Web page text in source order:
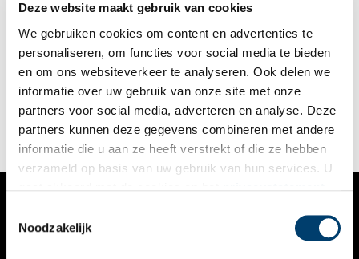
Deze website maakt gebruik van cookies
We gebruiken cookies om content en advertenties te
personaliseren, om functies voor social media te bieden
en om ons websiteverkeer te analyseren. Ook delen we
informatie over uw gebruik van onze site met onze
partners voor social media, adverteren en analyse. Deze
partners kunnen deze gegevens combineren met andere
informatie die u aan ze heeft verstrekt of die ze hebben
verzameld op basis van uw gebruik van hun services. U
Noodzakelijk
Voor een bijzonder avondje uit ga je naar het Koninklijk
Theater Carré. Het klassieke gebouw aan de Amstel ademt een
grandeur uit van vervlogen tijden. Bij binnenkomst zorgen de
schitterende kroonluchters, rood fluwelen stoelen en
overdadige decoraties ervoor, dat je je even terug waant in de
negentiende eeuw. Het rijke interieur maakt het lastig om voor
te stellen dat hier vroeger paarden rondrenden en
circusartiesten de meest halsbrekende toeren uithaalden.
VERHALEN